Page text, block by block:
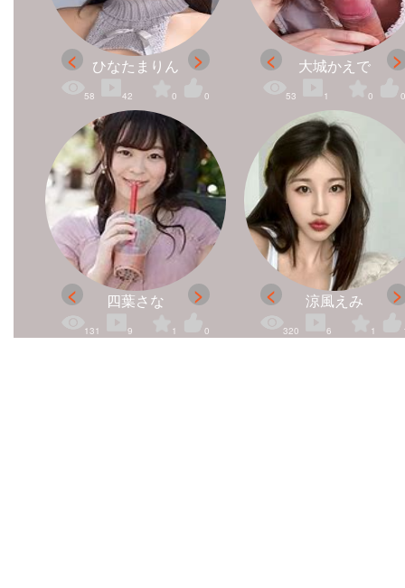
ひなたまりん
58 42 0 0
大城かえで
53 1 0 0
四葉さな
131 9 1 0
涼風えみ
320 6 1